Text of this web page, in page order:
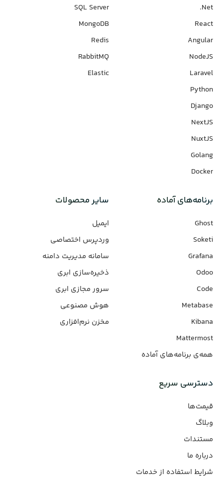
Net.
React
Angular
NodeJS
Laravel
Python
Django
NextJS
NuxtJS
Golang
Docker
SQL Server
MongoDB
Redis
RabbitMQ
Elastic
برنامه‌های‌ آماده
Ghost
Soketi
Grafana
Odoo
Code
Metabase
Kibana
Mattermost
همه‌ی برنامه‌های آماده
سایر محصولات
ایمیل
وردپرس‌ اختصاصی
سامانه مدیریت دامنه
ذخیره‌سازی ابری
سرور مجازی ابری
هوش مصنوعی
مخزن نرم‌افزاری
دسترسی سریع
قیمت‌ها
وبلاگ
مستندات
درباره ما
شرایط استفاده از خدمات